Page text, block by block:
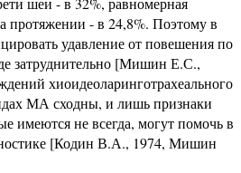
протяжении - в 24,8%. Поэтому в
удавление от по­вешения по
затруднительно [Мишин Е.С.,
хиоидеоларинготрахеального
МА сходны, и лишь признаки
имеются не всегда, могут помочь в
[Кодин В.А., 1974, Мишин